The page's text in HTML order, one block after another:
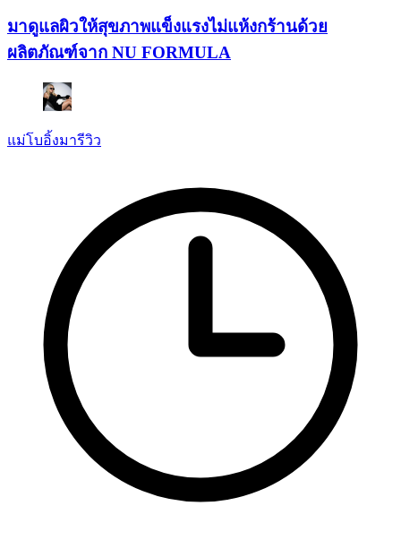
มาดูแลผิวให้สุขภาพแข็งแรงไม่แห้งกร้านด้วย
ผลิตภัณฑ์จาก NU FORMULA
แม่โบอิ้งมารีวิว